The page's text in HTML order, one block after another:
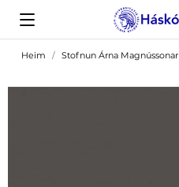
Heim Stofnun Árna Magnússonar